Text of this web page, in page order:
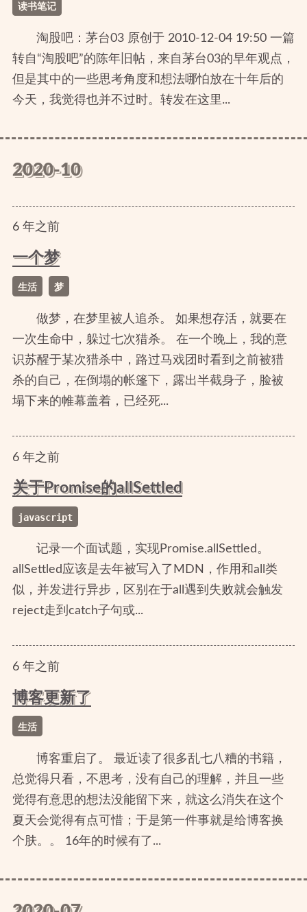
读书笔记
淘股吧：茅台03 原创于 2010-12-04 19:50 一篇
转自“淘股吧”的陈年旧帖，来自茅台03的早年观点，
但是其中的一些思考角度和想法哪怕放在十年后的
今天，我觉得也并不过时。转发在这里...
2020-10
6年之前
一个梦
生活 梦
做梦，在梦里被人追杀。 如果想存活，就要在
一次生命中，躲过七次猎杀。 在一个晚上，我的意
识苏醒于某次猎杀中，路过马戏团时看到之前被猎
杀的自己，在倒塌的帐篷下，露出半截身子，脸被
塌下来的帷幕盖着，已经死...
6年之前
关于Promise的allSettled
javascript
记录一个面试题，实现Promise.allSettled。
allSettled应该是去年被写入了MDN，作用和all类
似，并发进行异步，区别在于all遇到失败就会触发
reject走到catch子句或...
6年之前
博客更新了
生活
博客重启了。 最近读了很多乱七八糟的书籍，
总觉得只看，不思考，没有自己的理解，并且一些
觉得有意思的想法没能留下来，就这么消失在这个
夏天会觉得有点可惜；于是第一件事就是给博客换
个肤。。 16年的时候有了...